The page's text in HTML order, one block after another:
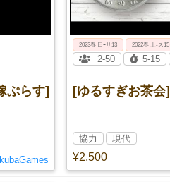
ぷらす] [ゆるすぎお茶会]
¥2,500
2023春 日ｰサ13 2022春 土-ス15
2-50 5-15
協力 現代